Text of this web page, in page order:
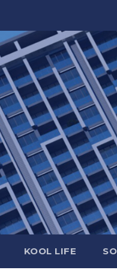
KOOL LIFE